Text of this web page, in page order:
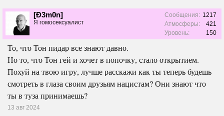
[Ð3m0n]
Я гомосексуалист
Сообщения: 1217
Атмосферы:
421
Уровень:
150
То, что Тон пидар все знают давно.
Но то, что Тон гей и хочет в попочку, стало открытием.
Похуй на твою игру, лучше расскажи как ты теперь будешь
смотреть в глаза своим друзьям нацистам? Они знают что
ты в туза принимаешь?
13 авг 2024